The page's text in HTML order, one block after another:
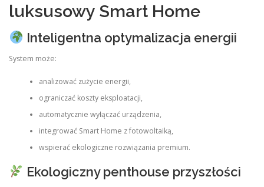
luksusowy Smart Home
Inteligentna optymalizacja energii
System może:
analizować zużycie energii,
ograniczać koszty eksploatacji,
automatycznie wyłączać urządzenia,
integrować Smart Home z fotowoltaiką,
wspierać ekologiczne rozwiązania premium.
Ekologiczny penthouse przyszłości